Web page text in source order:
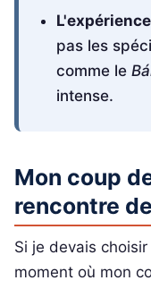
pas les
comme le
intense.
Mon coup
rencontre
Si je devais
moment où mon